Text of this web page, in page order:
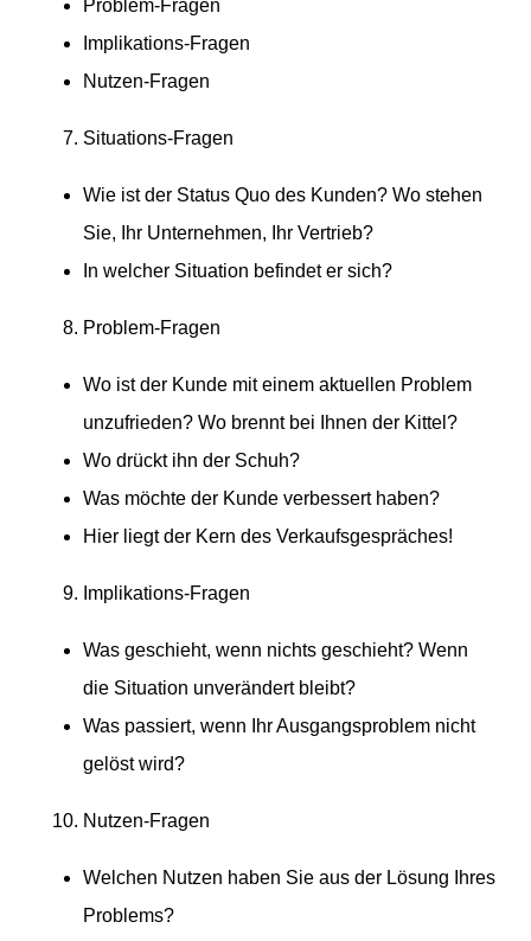
Problem-Fragen
Impli­ka­tions-Fragen
Nutzen-Fragen
Situa­tions-Fragen
Wie ist der Status Quo des Kunden? Wo stehen
Sie, Ihr Unternehmen, Ihr Vertrieb?
In welcher Situation befindet er sich?
Problem-Fragen
Wo ist der Kunde mit einem aktuellen Problem
unzufrieden? Wo brennt bei Ihnen der Kittel?
Wo drückt ihn der Schuh?
Was möchte der Kunde verbessert haben?
Hier liegt der Kern des Verkaufsgespräches!
Impli­ka­tions-Fragen
Was geschieht, wenn nichts geschieht? Wenn
die Situation unver­ändert bleibt?
Was passiert, wenn Ihr Ausgangs­problem nicht
gelöst wird?
Nutzen-Fragen
Welchen Nutzen haben Sie aus der Lösung Ihres
Problems?